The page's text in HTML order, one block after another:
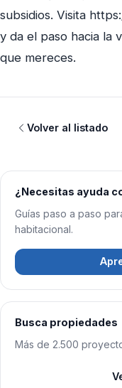
subsidios. Visita
y da el paso hacia la
que mereces.
Volver al listado
¿Necesitas ayuda
Guías paso a paso
habitacional.
Busca propiedades
Más de 2.500